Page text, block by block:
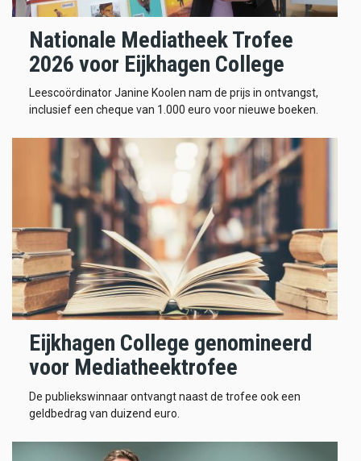
Nationale Mediatheek Trofee
2026 voor Eijkhagen College
Leescoördinator Janine Koolen nam de prijs in ontvangst,
inclusief een cheque van 1.000 euro voor nieuwe boeken.
Eijkhagen College genomineerd
voor Mediatheektrofee
De publiekswinnaar ontvangt naast de trofee ook een
geldbedrag van duizend euro.